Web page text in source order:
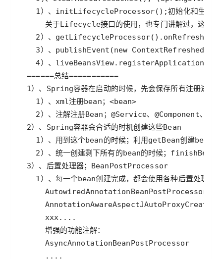
  3）、后置处理器；BeanPostProcessor
      AsyncAnnotationBeanPostProcessor